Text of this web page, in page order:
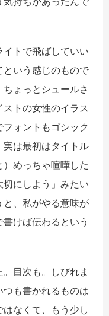
トで飛ばしていい
という感じのもので
ょっとシュールさ
トの女性のイラス
ォントもゴシック
実は最初はタイトル
めっちゃ喧嘩した
にしよう」みたい
、私がやる意味が
けば伝わるという
目次も。しびれま
も書かれるものは
なくて、もう少し